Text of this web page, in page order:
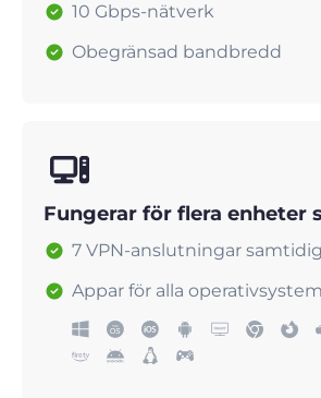
10 Gbps-nätverk
Obegränsad bandbredd
Fungerar för flera enheter
7 VPN-anslutningar
Appar för alla operativsystem